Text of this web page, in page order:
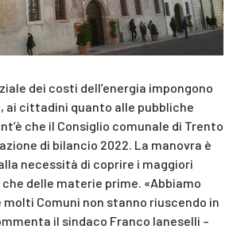
dei costi dell’energia impongono
ai cittadini quanto alle pubbliche
che il Consiglio comunale di Trento
di bilancio 2022. La manovra è
necessità di coprire i maggiori
delle materie prime. «Abbiamo
molti Comuni non stanno riuscendo in
il sindaco Franco Ianeselli –